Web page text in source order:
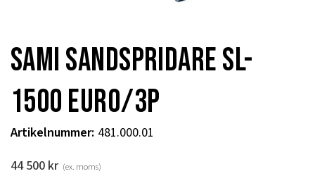
Sami sandspridare SL-
1500 EURO/3P
Artikelnummer: 481.000.01
44 500 kr (ex. moms)